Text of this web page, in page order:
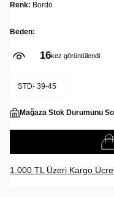
Renk: Bordo
Beden:
16kez görüntülendi
STD- 39-45
Mağaza Stok Durumunu
1.000 TL Üzeri Kargo